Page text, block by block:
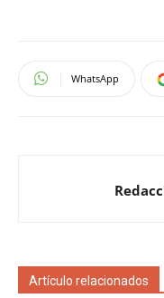
WhatsApp
Artículo relacionados